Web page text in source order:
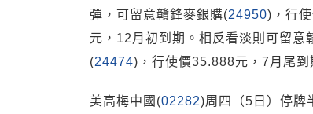
彈，可留意贛鋒麥銀購(24950)，行
元，12月初到期。相反看淡則可留意
(24474)，行使價35.888元，7月尾到
美高梅中國(02282)周四（5日）停牌